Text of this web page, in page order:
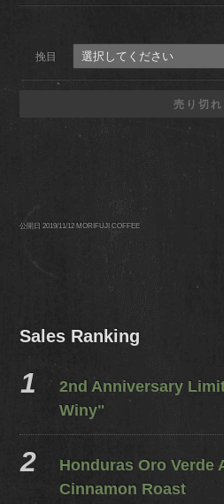
挽目
売り切れ
公開日 2019/11/12 MORIFUJI COFFEE
Sales Ranking
2nd Anniversary
Winy"
Honduras Oro Verde
Cinnamon Roast